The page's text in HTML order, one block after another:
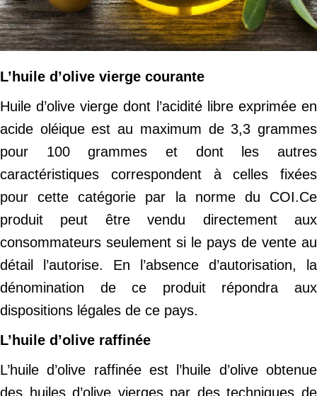
L’huile d’olive vierge courante
Huile d’olive vierge dont l’acidité libre exprimée en
acide oléique est au maximum de 3,3 grammes
pour 100 grammes et dont les autres
caractéristiques correspondent à celles fixées
pour cette catégorie par la norme du COI.Ce
produit peut être vendu directement aux
consommateurs seulement si le pays de vente au
détail l’autorise. En l’absence d’autorisation, la
dénomination de ce produit répondra aux
dispositions légales de ce pays.
L’huile d’olive raffinée
L’huile d’olive raffinée est l’huile d’olive obtenue
des huiles d’olive vierges par des techniques de